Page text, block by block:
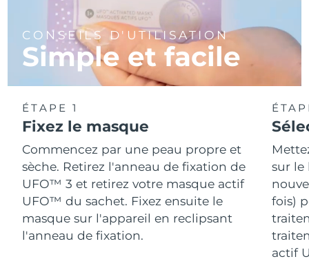
CONSEILS D'UTILISATION
Simple et facile
ÉTAPE 1
Fixez le masque
Commencez par une peau propre et
sèche. Retirez l'anneau de fixation de
UFO™ 3 et retirez votre masque actif
UFO™ du sachet. Fixez ensuite le
masque sur l'appareil en reclipsant
l'anneau de fixation.
sur le
fois)
actif